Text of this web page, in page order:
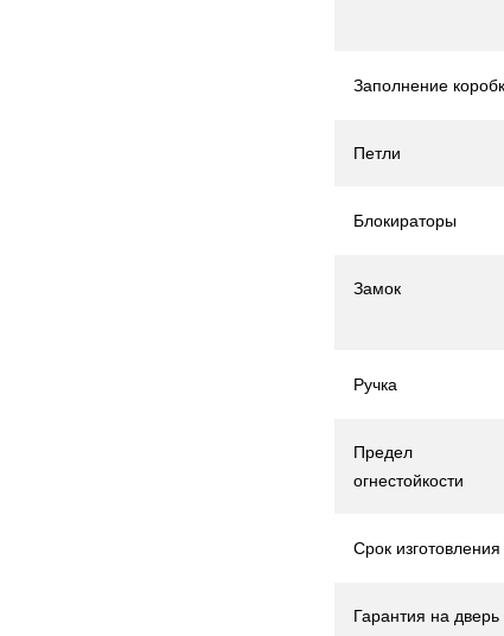
Заполнение
Петли
Блокираторы
Замок
Ручка
Предел
огнестойкости
Срок изготовления
Гарантия на дверь